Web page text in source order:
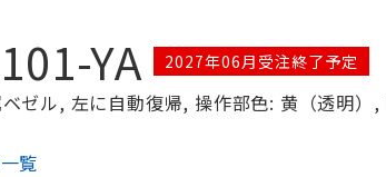
YA 2027年06月受注終了予定
ゼル, 左に自動復帰, 操作部色: 黄（透明
覧